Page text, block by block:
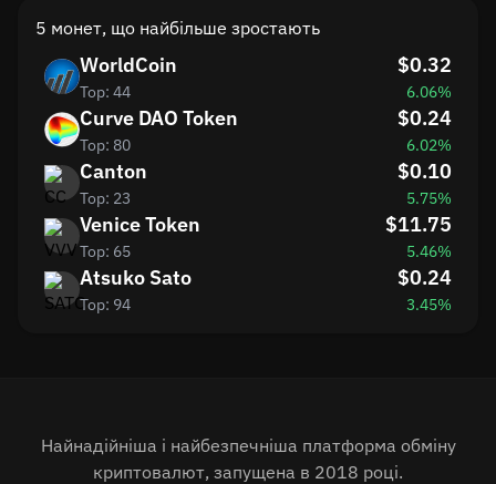
5 монет, що найбільше зростають
WorldCoin
Top: 44
$0.32
6.06%
Curve DAO Token
Top: 80
$0.24
6.02%
Canton
Top: 23
$0.10
5.75%
Venice Token
Top: 65
$11.75
5.46%
Atsuko Sato
Top: 94
$0.24
3.45%
Найнадійніша і найбезпечніша платформа обміну
криптовалют, запущена в 2018 році.